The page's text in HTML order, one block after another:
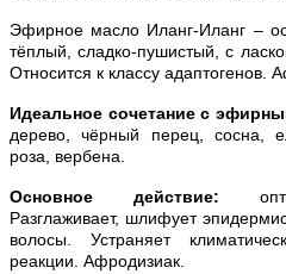
Эфирное масло Иланг-Иланг –
тёплый, сладко-пушистый, с
Относится к классу адаптогенов.
Идеальное сочетание с
дерево, чёрный перец, сосна,
роза, вербена.
Основное действие:
Разглаживает, шлифует
волосы. Устраняет
реакции. Афродизиак.